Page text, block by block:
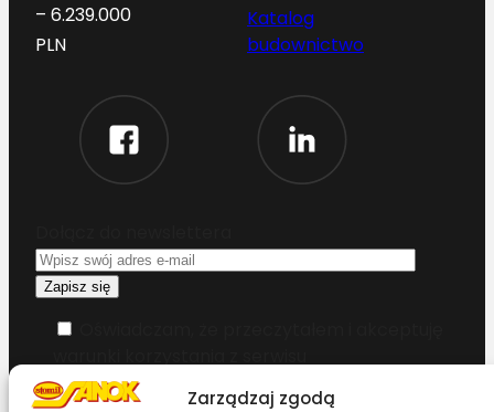
Zarządzaj zgodą
– 6.239.000
PLN
Katalog
budownictwo